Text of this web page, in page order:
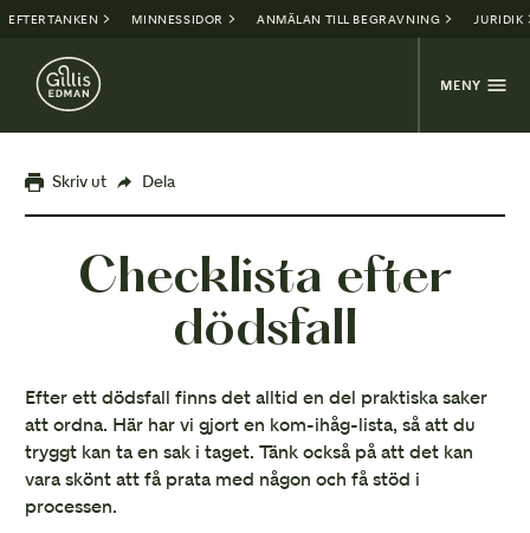
EFTERTANKEN MINNESSIDOR ANMÄLAN TILL BEGRAVNING JURIDIK
MENY
Skriv ut Dela
Checklista efter
dödsfall
Efter ett dödsfall finns det alltid en del praktiska saker
att ordna. Här har vi gjort en kom-ihåg-lista, så att du
tryggt kan ta en sak i taget. Tänk också på att det kan
vara skönt att få prata med någon och få stöd i
processen.